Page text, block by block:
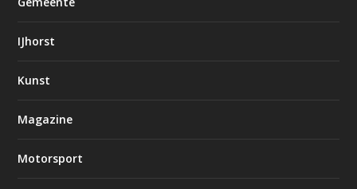
IJhorst
Kunst
Magazine
Motorsport